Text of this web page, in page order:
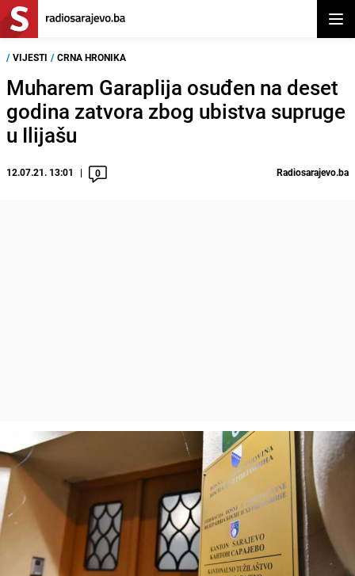
/ VIJESTI / CRNA HRONIKA
Muharem Garaplija osuđen na deset
godina zatvora zbog ubistva supruge
u Ilijašu
12.07.21. 13:01 0 Radiosarajevo.ba